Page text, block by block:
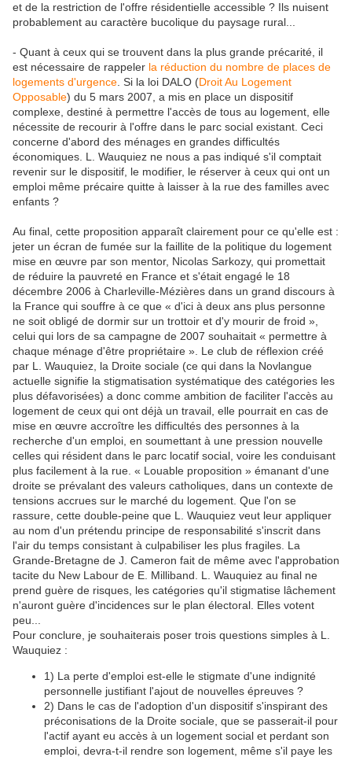
et de la restriction de l'offre résidentielle accessible ? Ils nuisent
probablement au caractère bucolique du paysage rural...
- Quant à ceux qui se trouvent dans la plus grande précarité, il
est nécessaire de rappeler la réduction du nombre de places de
logements d'urgence . Si la loi DALO (Droit Au Logement
Opposable) du 5 mars 2007, a mis en place un dispositif
complexe, destiné à permettre l'accès de tous au logement, elle
nécessite de recourir à l'offre dans le parc social existant. Ceci
concerne d'abord des ménages en grandes difficultés
économiques. L. Wauquiez ne nous a pas indiqué s'il comptait
revenir sur le dispositif, le modifier, le réserver à ceux qui ont un
emploi même précaire quitte à laisser à la rue des familles avec
enfants ?
Au final, cette proposition apparaît clairement pour ce qu'elle est :
jeter un écran de fumée sur la faillite de la politique du logement
mise en œuvre par son mentor, Nicolas Sarkozy, qui promettait
de réduire la pauvreté en France et s'était engagé le 18
décembre 2006 à Charleville-Mézières dans un grand discours à
la France qui souffre à ce que « d'ici à deux ans plus personne
ne soit obligé de dormir sur un trottoir et d'y mourir de froid »,
celui qui lors de sa campagne de 2007 souhaitait « permettre à
chaque ménage d'être propriétaire ». Le club de réflexion créé
par L. Wauquiez, la Droite sociale (ce qui dans la Novlangue
actuelle signifie la stigmatisation systématique des catégories les
plus défavorisées) a donc comme ambition de faciliter l'accès au
logement de ceux qui ont déjà un travail, elle pourrait en cas de
mise en œuvre accroître les difficultés des personnes à la
recherche d'un emploi, en soumettant à une pression nouvelle
celles qui résident dans le parc locatif social, voire les conduisant
plus facilement à la rue. « Louable proposition » émanant d'une
droite se prévalant des valeurs catholiques, dans un contexte de
tensions accrues sur le marché du logement. Que l'on se
rassure, cette double-peine que L. Wauquiez veut leur appliquer
au nom d'un prétendu principe de responsabilité s'inscrit dans
l'air du temps consistant à culpabiliser les plus fragiles. La
Grande-Bretagne de J. Cameron fait de même avec l'approbation
tacite du New Labour de E. Milliband. L. Wauquiez au final ne
prend guère de risques, les catégories qu'il stigmatise lâchement
n'auront guère d'incidences sur le plan électoral. Elles votent
peu...
Pour conclure, je souhaiterais poser trois questions simples à L.
Wauquiez :
1) La perte d'emploi est-elle le stigmate d'une indignité
personnelle justifiant l'ajout de nouvelles épreuves ?
2) Dans le cas de l'adoption d'un dispositif s'inspirant des
préconisations de la Droite sociale, que se passerait-il pour
l'actif ayant eu accès à un logement social et perdant son
emploi, devra-t-il rendre son logement, même s'il paye les